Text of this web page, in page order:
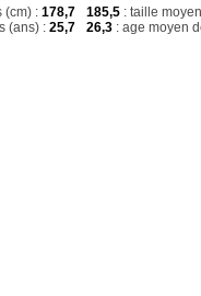
(cm) : 178,7
(ans) : 25,7
185,5 : taille
26,3 : age moyen